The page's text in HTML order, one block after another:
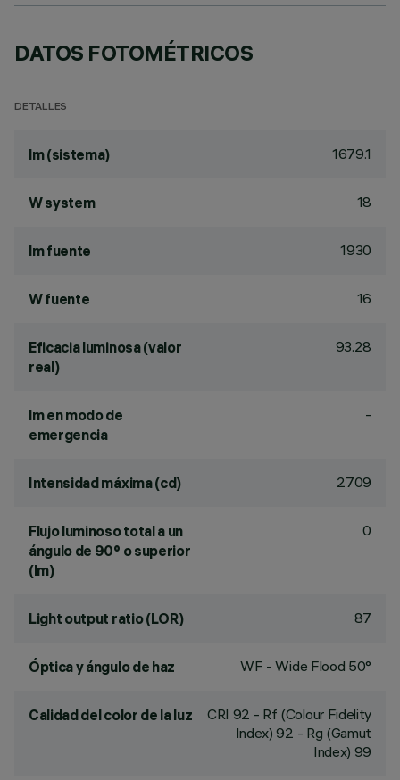
DATOS FOTOMÉTRICOS
DETALLES
lm (sistema) 1679.1
W system 18
lm fuente 1930
W fuente 16
Eficacia luminosa (valor
real)
93.28
lm en modo de
emergencia
-
Intensidad máxima (cd) 2709
Flujo luminoso total a un
ángulo de 90° o superior
(lm)
0
Light output ratio (LOR) 87
Óptica y ángulo de haz WF - Wide Flood 50°
Calidad del color de la luz CRI 92 - Rf (Colour Fidelity
Index) 92 - Rg (Gamut
Index) 99